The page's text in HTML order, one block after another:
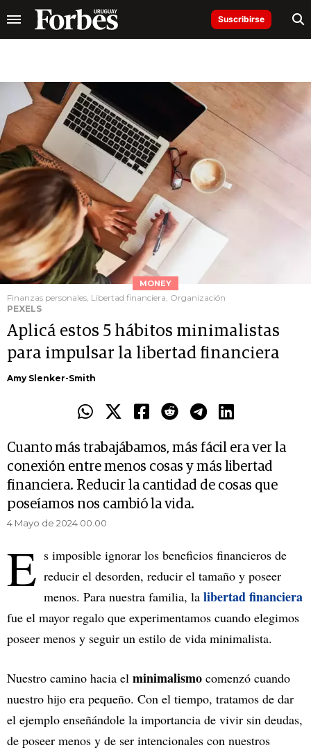
Suscribirse
MONEY
Finanzas personales, Libertad financiera, Organización
PEXELS
Aplicá estos 5 hábitos minimalistas
para impulsar la libertad financiera
Amy Slenker-Smith
Cuanto más trabajábamos, más fácil era ver la
conexión entre menos cosas y más libertad
financiera. Reducir la cantidad de cosas que
poseíamos nos cambió la vida.
4 Mayo de 2024 00.00
E s imposible ignorar los beneficios financieros de
reducir el desorden, reducir el tamaño y poseer
menos. Para nuestra familia, la libertad financiera
fue el mayor regalo que experimentamos cuando elegimos
poseer menos y seguir un estilo de vida minimalista.
Nuestro camino hacia el minimalismo comenzó cuando
nuestro hijo era pequeño. Con el tiempo, tratamos de dar
el ejemplo enseñándole la importancia de vivir sin deudas,
de poseer menos y de ser intencionales con nuestros